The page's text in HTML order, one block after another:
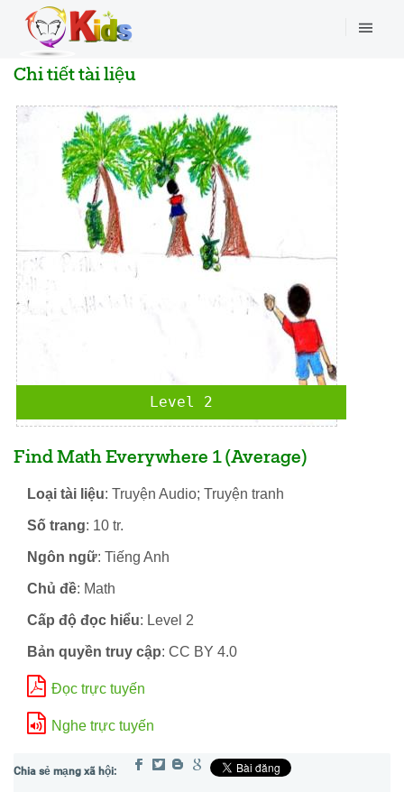
Chi tiết tài liệu
Level 2
Find Math Everywhere 1 (Average)
Loại tài liệu: Truyện Audio; Truyện tranh
Số trang: 10 tr.
Ngôn ngữ: Tiếng Anh
Chủ đề: Math
Cấp độ đọc hiểu: Level 2
Bản quyền truy cập: CC BY 4.0
Đọc trực tuyến
Nghe trực tuyến